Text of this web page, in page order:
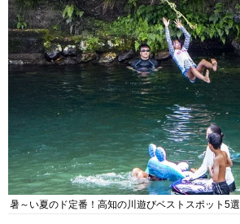
暑～い夏のド定番！高知の川遊びベストスポット5選